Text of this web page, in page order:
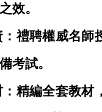
效。
：禮聘權威名師
考試。
：精編全套教材